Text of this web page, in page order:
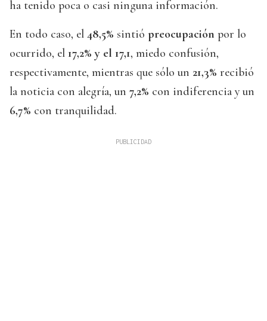
ha tenido poca o casi ninguna información.
En todo caso, el 48,5% sintió preocupación por lo
ocurrido, el 17,2% y el 17,1, miedo confusión,
respectivamente, mientras que sólo un 21,3% recibió
la noticia con alegría, un 7,2% con indiferencia y un
6,7% con tranquilidad.